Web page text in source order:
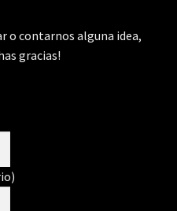
o contarnos alguna idea,
gracias!